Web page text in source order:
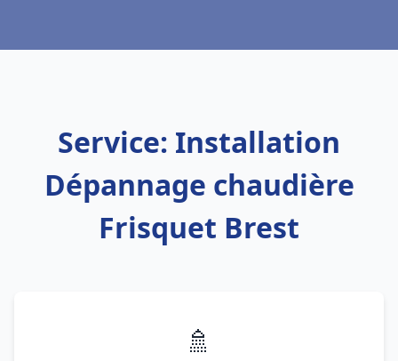
Service: Installation
Dépannage chaudière
Frisquet Brest
🚿